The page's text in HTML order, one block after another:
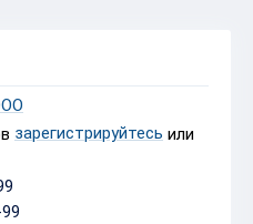
зарегистрируйтесь или